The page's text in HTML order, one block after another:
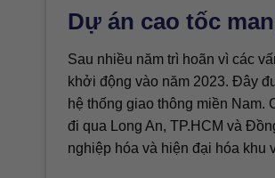
Dự án cao tốc
Sau nhiều năm trì hoãn vì các
khởi động vào năm 2023. Đây
hệ thống giao thông miền Nam.
đi qua Long An, TP.HCM và
nghiệp hóa và hiện đại hóa khu